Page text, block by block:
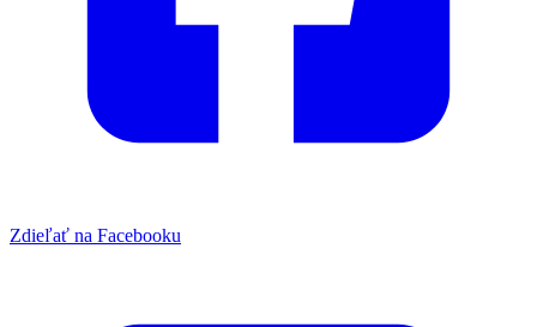
Zdieľať na Facebooku